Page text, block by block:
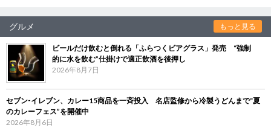
グルメ もっと見る
ビールだけ飲むと倒れる「ふらつくビアグラス」発売 “強制
的に水を飲む”仕掛けで適正飲酒を後押し
2026年8月7日
セブン‐イレブン、カレー15商品を一斉投入 名店監修から冷製うどんまで“夏
のカレーフェス”を開催中
2026年8月6日